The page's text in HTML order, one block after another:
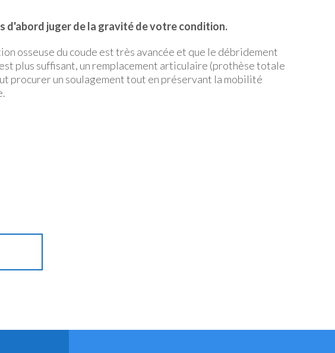
d'abord juger de la gravité de votre condition.
osseuse du coude est très avancée et que le débridement
plus suffisant, un remplacement articulaire (prothèse totale
procurer un soulagement tout en préservant la mobilité